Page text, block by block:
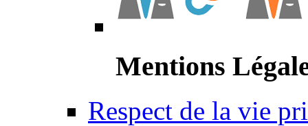
Mentions
Respect de la vie